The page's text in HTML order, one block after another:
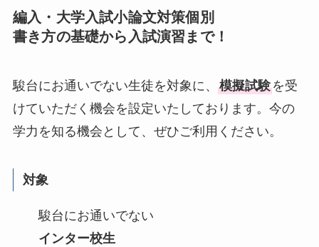
編入・大学入試小論文対策個別
書き方の基礎から入試演習まで！
駿台にお通いでない生徒を対象に、 模擬試験を受
けていただく機会を設定いたしております。 今の
学力を知る機会として、ぜひご利用ください。
対象
駿台にお通いでない
インター校生